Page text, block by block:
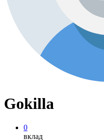
Gokilla
0
вклад